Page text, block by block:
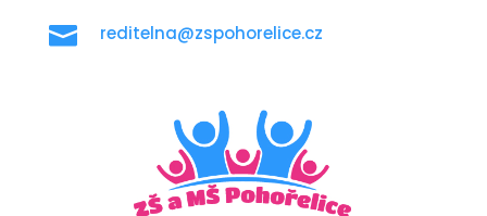
 reditelna@zspohorelice.cz